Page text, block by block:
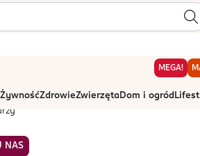
MEGA!
ŻywnośćZdrowieZwierzętaDom i ogród
NAS